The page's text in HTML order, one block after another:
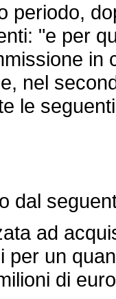
periodo,
"e per
in
nel
le
dal
ad
per un
di